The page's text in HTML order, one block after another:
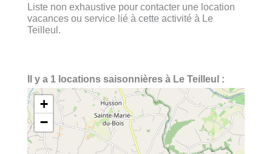
Liste non exhaustive pour contacter une location
vacances ou service lié à cette activité à Le
Teilleul.
Il y a 1 locations saisonnières à Le Teilleul :
+
−